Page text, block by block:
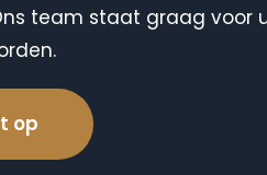
team staat graag voor
op